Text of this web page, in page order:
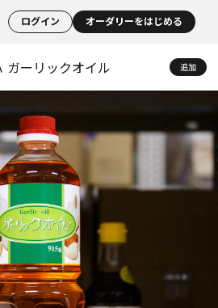
ログイン オーダリーをはじめる
ガーリックオイル 追加